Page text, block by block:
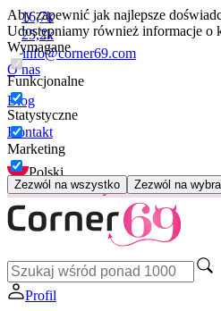
Aby zapewnić jak najlepsze
Udostępniamy również informacje o
Wymagane
Funkcjonalne
Statystyczne
Marketing
Zezwól na wszystko Zezwól na
16,7k
25,2k
info@corner69.com
O nas
Blog
Kontakt
Polski
😽Svakom Klitty: 65 zł TANIEJ
Profil